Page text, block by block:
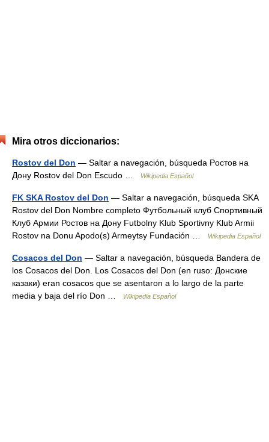
Mira otros diccionarios:
Rostov del Don — Saltar a navegación, búsqueda Pостов на
Дону Rostov del Don Escudo …
Wikipedia Español
FK SKA Rostov del Don — Saltar a navegación, búsqueda SKA
Rostov del Don Nombre completo Футбольный клуб Спортивный
Клуб Армии Ростов на Дону Futbolny Klub Sportivny Klub Armii
Rostov na Donu Apodo(s) Armeytsy Fundación …
Wikipedia Español
Cosacos del Don — Saltar a navegación, búsqueda Bandera de
los Cosacos del Don. Los Cosacos del Don (en ruso: Донские
казаки) eran cosacos que se asentaron a lo largo de la parte
media y baja del río Don …
Wikipedia Español